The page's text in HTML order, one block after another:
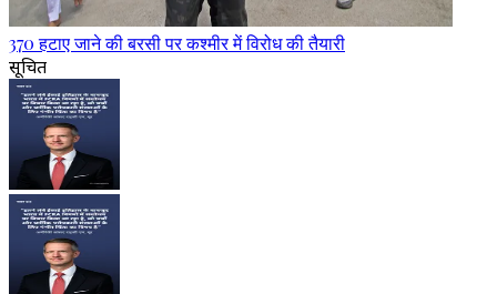
370 हटाए जाने की बरसी पर कश्मीर में विरोध की तैयारी
सूचित